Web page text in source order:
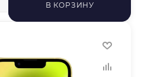
В КОРЗИНУ